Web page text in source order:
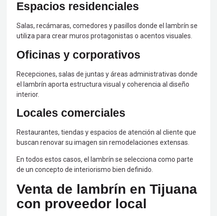
Espacios residenciales
Salas, recámaras, comedores y pasillos donde el lambrín se
utiliza para crear muros protagonistas o acentos visuales.
Oficinas y corporativos
Recepciones, salas de juntas y áreas administrativas donde
el lambrín aporta estructura visual y coherencia al diseño
interior.
Locales comerciales
Restaurantes, tiendas y espacios de atención al cliente que
buscan renovar su imagen sin remodelaciones extensas.
En todos estos casos, el lambrín se selecciona como parte
de un concepto de interiorismo bien definido.
Venta de lambrín en Tijuana
con proveedor local